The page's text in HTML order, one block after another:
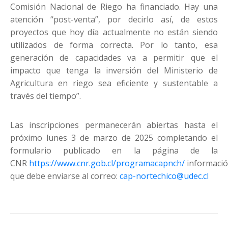
Comisión Nacional de Riego ha financiado. Hay una
atención “post-venta”, por decirlo así, de estos
proyectos que hoy día actualmente no están siendo
utilizados de forma correcta. Por lo tanto, esa
generación de capacidades va a permitir que el
impacto que tenga la inversión del Ministerio de
Agricultura en riego sea eficiente y sustentable a
través del tiempo”.
Las inscripciones permanecerán abiertas hasta el
próximo lunes 3 de marzo de 2025 completando el
formulario publicado en la página de la
CNR https://www.cnr.gob.cl/programacapnch/
que debe enviarse al correo: cap-nortechico@udec.cl